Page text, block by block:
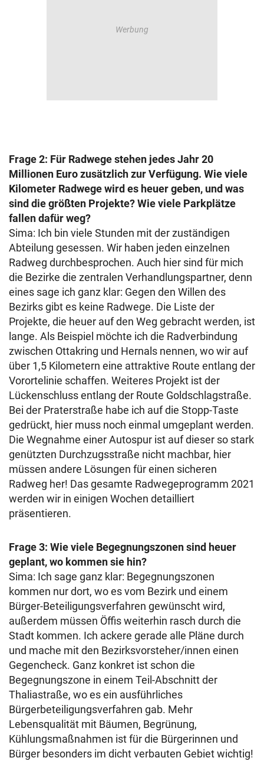
Frage 2: Für Radwege stehen jedes Jahr 20
Millionen Euro zusätzlich zur Verfügung. Wie viele
Kilometer Radwege wird es heuer geben, und was
sind die größten Projekte? Wie viele Parkplätze
fallen dafür weg?
Sima: Ich bin viele Stunden mit der zuständigen
Abteilung gesessen. Wir haben jeden einzelnen
Radweg durchbesprochen. Auch hier sind für mich
die Bezirke die zentralen Verhandlungspartner, denn
eines sage ich ganz klar: Gegen den Willen des
Bezirks gibt es keine Radwege. Die Liste der
Projekte, die heuer auf den Weg gebracht werden, ist
lange. Als Beispiel möchte ich die Radverbindung
zwischen Ottakring und Hernals nennen, wo wir auf
über 1,5 Kilometern eine attraktive Route entlang der
Vorortelinie schaffen. Weiteres Projekt ist der
Lückenschluss entlang der Route Goldschlagstraße.
Bei der Praterstraße habe ich auf die Stopp-Taste
gedrückt, hier muss noch einmal umgeplant werden.
Die Wegnahme einer Autospur ist auf dieser so stark
genützten Durchzugsstraße nicht machbar, hier
müssen andere Lösungen für einen sicheren
Radweg her! Das gesamte Radwegeprogramm 2021
werden wir in einigen Wochen detailliert
präsentieren.
Frage 3: Wie viele Begegnungszonen sind heuer
geplant, wo kommen sie hin?
Sima: Ich sage ganz klar: Begegnungszonen
kommen nur dort, wo es vom Bezirk und einem
Bürger-Beteiligungsverfahren gewünscht wird,
außerdem müssen Öffis weiterhin rasch durch die
Stadt kommen. Ich ackere gerade alle Pläne durch
und mache mit den Bezirksvorsteher/innen einen
Gegencheck. Ganz konkret ist schon die
Begegnungszone in einem Teil-Abschnitt der
Thaliastraße, wo es ein ausführliches
Bürgerbeteiligungsverfahren gab. Mehr
Lebensqualität mit Bäumen, Begrünung,
Kühlungsmaßnahmen ist für die Bürgerinnen und
Bürger besonders im dicht verbauten Gebiet wichtig!